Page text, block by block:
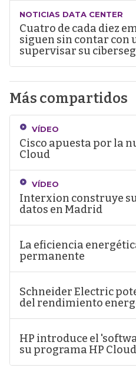
NOTICIAS DATA CENTER
Cuatro de cada diez
siguen sin contar con
supervisar su
Más compartidos
VÍDEO
Cisco apuesta por la
Cloud
VÍDEO
Interxion construye
datos en Madrid
La eficiencia
permanente
Schneider Electric
del rendimiento
HP introduce el
su programa HP